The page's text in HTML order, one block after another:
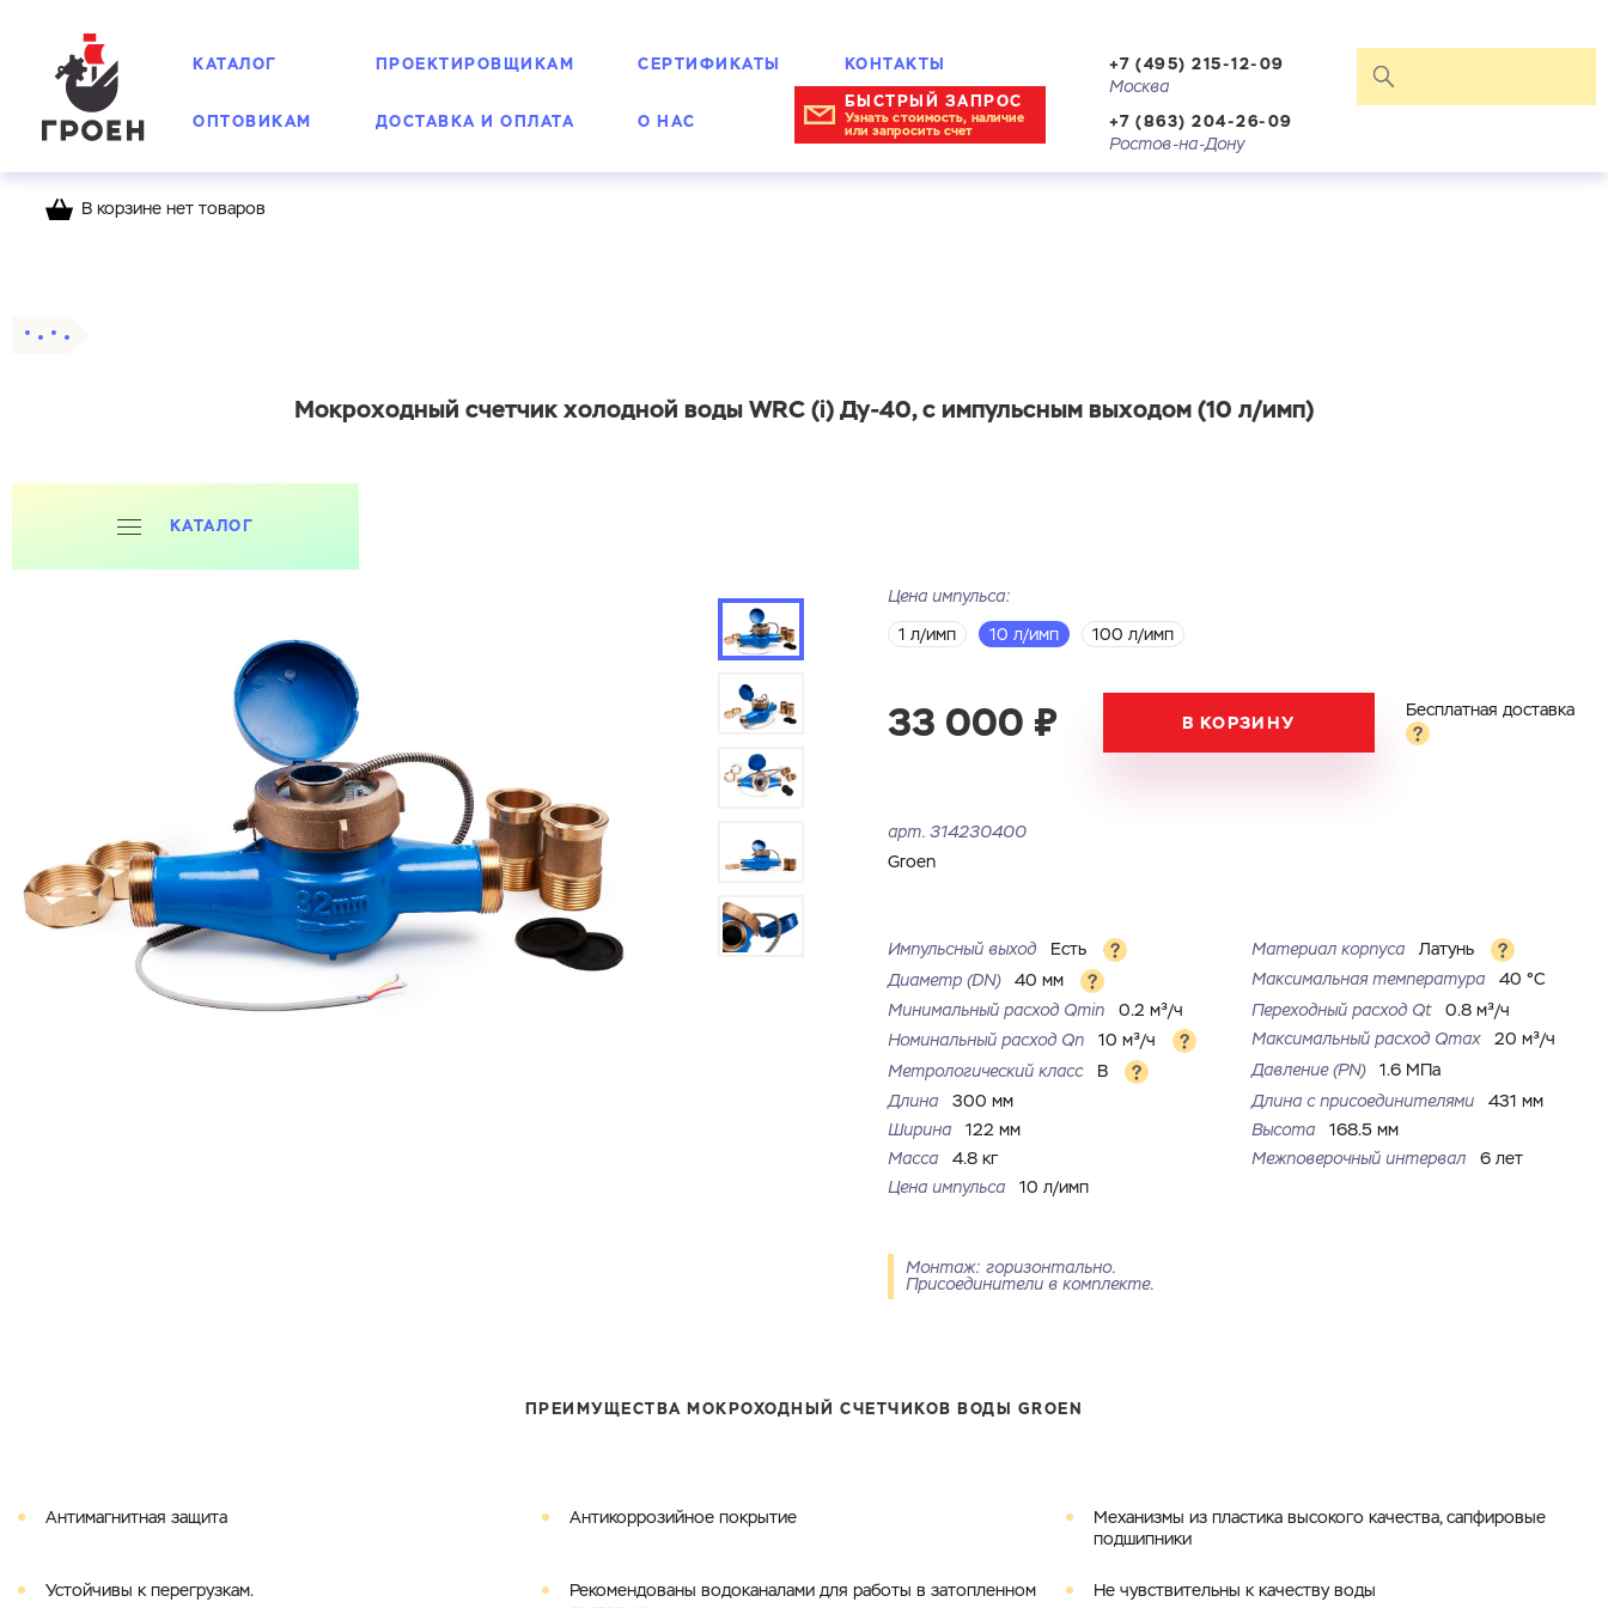
КАТАЛОГ
ОПТОВИКАМ
ПРОЕКТИРОВЩИКАМ
ДОСТАВКА И ОПЛАТА
СЕРТИФИКАТЫ
О НАС
КОНТАКТЫ
БЫСТРЫЙ ЗАПРОС
Узнать стоимость, наличие
или запросить счет
+7 (495) 215-12-09
Москва
+7 (863) 204-26-09
Ростов-на-Дону
В корзине нет товаров
Мокроходный счетчик холодной воды WRC (i) Ду-40, с импульсным выходом (10 л/имп)
КАТАЛОГ
Цена импульса:
1 л/имп 10 л/имп 100 л/имп
33 000 ₽ В КОРЗИНУ
Бесплатная доставка
арт. 314230400
Groen
Импульсный выход Есть Материал корпуса
Латунь
Диаметр (DN)
40 мм Максимальная температура
40 °С
Минимальный расход Qmin
0.2 м³/ч Переходный расход Qt
0.8 м³/ч
Номинальный расход Qn
10 м³/ч Максимальный расход Qmax
20 м³/ч
Метрологический класс
B Давление (PN)
1.6 МПа
Длина
300 мм Длина с присоединителями
431 мм
Ширина
122 мм Высота
168.5 мм
Масса
4.8 кг Межповерочный интервал
6 лет
Цена импульса
10 л/имп
Монтаж: горизонтально.
Присоединители в комплекте.
ПРЕИМУЩЕСТВА МОКРОХОДНЫЙ СЧЕТЧИКОВ ВОДЫ GROEN
Антимагнитная защита Антикоррозийное покрытие
Механизмы из пластика высокого качества, сапфировые
подшипники
Устойчивы к перегрузкам.
Рекомендованы водоканалами для работы в затопленном
Не чувствительны к качеству воды